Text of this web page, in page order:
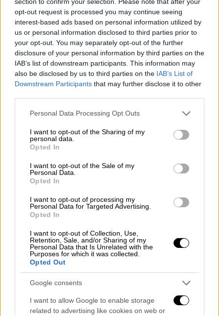
opt-out request is processed you may continue seeing
interest-based ads based on personal information utilized by
us or personal information disclosed to third parties prior to
your opt-out. You may separately opt-out of the further
disclosure of your personal information by third parties on the
IAB’s list of downstream participants. This information may
also be disclosed by us to third parties on the IAB’s List of
Downstream Participants that may further disclose it to other
Please note that this website/app uses one or more Google
not limited to your visit or usage behaviour. You may click to
grant or deny consent to Google and its third-party tags to
use your data for below specified purposes in below Google
consent section.
Personal Data Processing Opt Outs
I want to opt-out of the Sharing of my
personal data.
Opted In
I want to opt-out of the Sale of my
Personal Data.
Opted In
I want to opt-out of processing my
Personal Data for Targeted Advertising.
Opted In
I want to opt-out of Collection, Use,
Retention, Sale, and/or Sharing of my
Personal Data that Is Unrelated with the
Purposes for which it was collected.
Opted Out
Google consents
I want to allow Google to enable storage
related to advertising like cookies on web or
υπηρετεί τίποτε συναφές με τους στόχους
τους οποίους όλοι και όλες είχαμε θέσει
στην ιδρυτική μας διακήρυξη, στόχους στους
οποίους εξακολουθώ να εμμένω.
Ευχαριστώ για την μέχρι σήμερα συνεργασία.
Αριστείδης Μπαλτάς
Μέλος της ΚΕ της ΝεΑρ